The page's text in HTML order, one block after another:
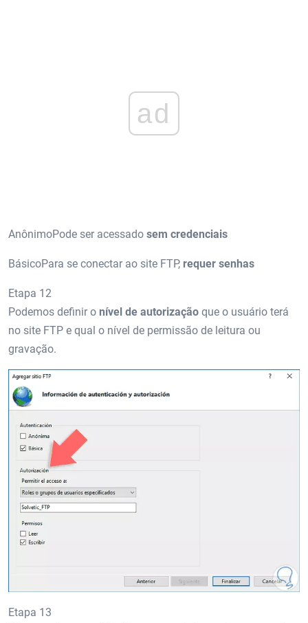
ad
AnônimoPode ser acessado sem credenciais
BásicoPara se conectar ao site FTP, requer senhas
Etapa 12
Podemos definir o nível de autorização que o usuário terá
no site FTP e qual o nível de permissão de leitura ou
gravação.
Etapa 13